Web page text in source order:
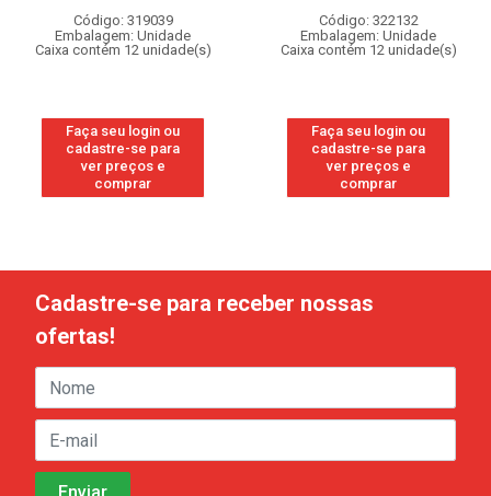
Código: 319039
Embalagem: Unidade
Caixa contém 12 unidade(s)
Faça seu login ou
cadastre-se para
ver preços e
comprar
Código: 322132
Embalagem: Unidade
Caixa contém 12 unidade(s)
Faça seu login ou
cadastre-se para
ver preços e
comprar
Cadastre-se para receber nossas
ofertas!